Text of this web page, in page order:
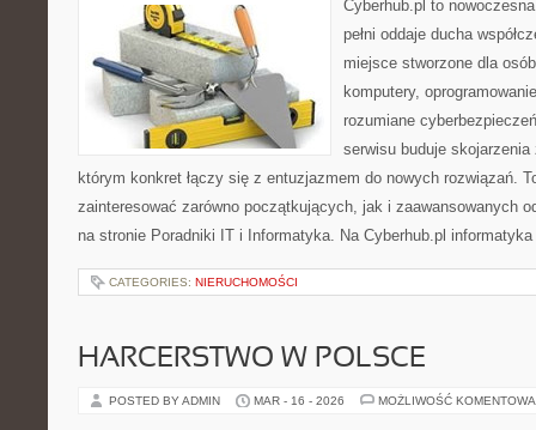
Cyberhub.pl to
pełni oddaje ducha
miejsce stworzone dla
komputery,
rozumiane
serwisu buduje
którym konkret łączy się z entuzjazmem do nowych rozwiązań.
zainteresować zarówno początkujących, jak i zaawansowanych
na stronie Poradniki IT i Informatyka. Na Cyberhub.pl
CATEGORIES: NIERUCHOMOŚCI
HARCERSTWO W POLSCE
POSTED BY ADMIN MAR - 16 - 2026 MOŻLIWOŚĆ